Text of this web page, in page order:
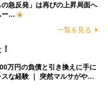
急反発」は再びの上昇局面へ
ー…
一覧を見る
万円の負債と引き換えに手に
スな経験 ｜ 突然マルサがや…